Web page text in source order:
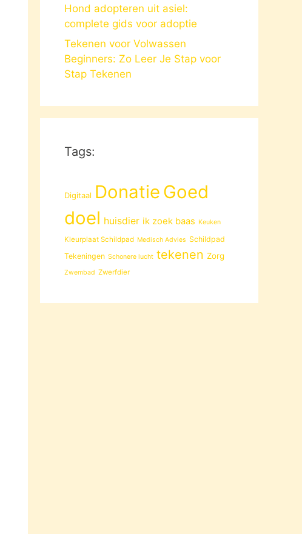
Hond adopteren uit asiel:
complete gids voor adoptie
Tekenen voor Volwassen
Beginners: Zo Leer Je Stap voor
Stap Tekenen
Tags:
Digitaal Donatie Goed
doel huisdier ik zoek baas Keuken
Kleurplaat Schildpad Medisch Advies Schildpad
Tekeningen Schonere lucht tekenen Zorg
Zwembad Zwerfdier